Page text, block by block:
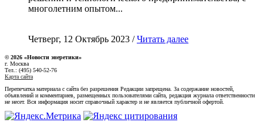
многолетним опытом...
Четверг, 12 Октябрь 2023 /Читать далее
© 2026 «Новости энеретики»
г. Москва
Тел.: (495) 540-52-76
Карта сайта
Перепечатка материала с сайта без разрешения Редакции запрещена. За содержание новостей,
объявлений и комментариев, размещенных пользователями сайта, редакция журнала ответственности
не несет. Вся информация носит справочный характер и не является публичной офертой.